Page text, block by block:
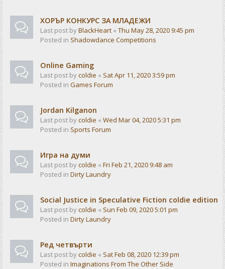
ХОРЪР КОНКУРС ЗА МЛАДЕЖИ
Last post byBlackHeart « Thu May 28, 2020 9:45 pm
Posted in Shadowdance Competitions
Online Gaming
Last post bycoldie « Sat Apr 11, 2020 3:59 pm
Posted in Games Forum
Jordan Kilganon
Last post bycoldie « Wed Mar 04, 2020 5:31 pm
Posted in Sports Forum
Игра на думи
Last post bycoldie « Fri Feb 21, 2020 9:48 am
Posted in Dirty Laundry
Social Justice in Speculative Fiction coldie edition
Last post bycoldie « Sun Feb 09, 2020 5:01 pm
Posted in Dirty Laundry
Ред четвърти
Last post bycoldie « Sat Feb 08, 2020 12:39 pm
Posted in Imaginations From The Other Side